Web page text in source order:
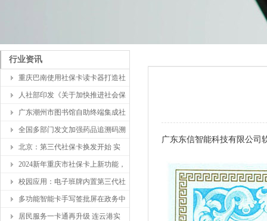
行业资讯
重庆巴南使用社保卡读卡器打造社
人社部印发《关于加快推进社会保
广东潮州市图书馆自助终端集成社
全国多部门发文加强药品追溯码溯
北京：第三代社保卡换发开始 实
2024新年重庆市社保卡上新功能，
校园应用：电子班牌内置第三代社
多功能智能卡手写签批屏在政务中
居民服务一卡通再升级 连云港实
广东东信智能科技有限公司